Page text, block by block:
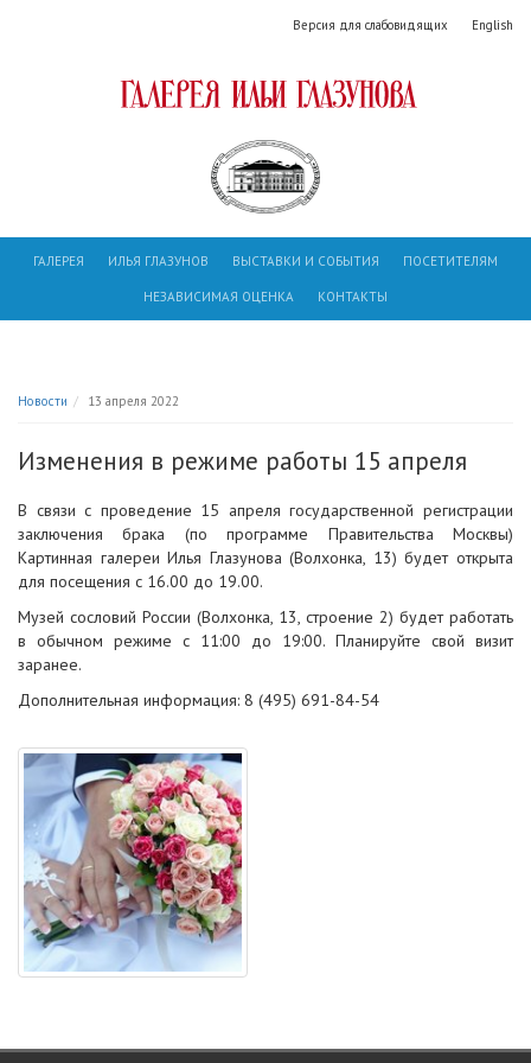
Версия для слабовидящих English
ГАЛЕРЕЯ ИЛЬЯ ГЛАЗУНОВ ВЫСТАВКИ И СОБЫТИЯ ПОСЕТИТЕЛЯМ
НЕЗАВИСИМАЯ ОЦЕНКА КОНТАКТЫ
Новости 13 апреля 2022
Изменения в режиме работы 15 апреля
В связи с проведение 15 апреля государственной регистрации
заключения брака (по программе Правительства Москвы)
Картинная галереи Илья Глазунова (Волхонка, 13) будет открыта
для посещения с 16.00 до 19.00.
Музей сословий России (Волхонка, 13, строение 2) будет работать
в обычном режиме с 11:00 до 19:00. Планируйте свой визит
заранее.
Дополнительная информация: 8 (495) 691-84-54